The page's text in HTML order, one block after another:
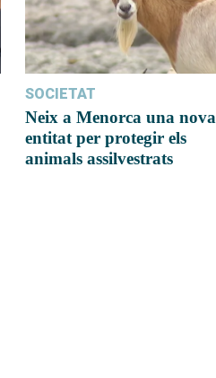
SOCIETAT
Neix a Menorca una nova
entitat per protegir els
animals assilvestrats